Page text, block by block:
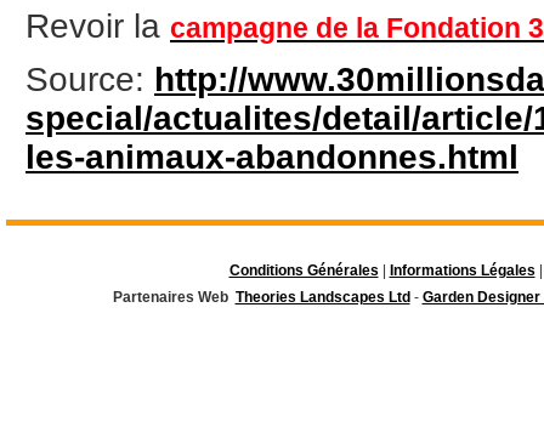
Revoir la campagne de la Fondation
Source: http://
special/actualites/detail/
les-animaux-abandonnes.html
Conditions Générales Informations Légales
Partenaires Web Theories Landscapes Ltd - Garden Designer